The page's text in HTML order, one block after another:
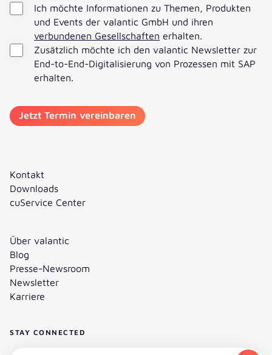
Ich möchte Informationen zu Themen, Produkten
und Events der valantic GmbH und ihren
verbundenen Gesellschaften erhalten.
Zusätzlich möchte ich den valantic Newsletter zur
End-to-End-Digitalisierung von Prozessen mit SAP
erhalten.
Kontakt
Downloads
cuService Center
Über valantic
Blog
Presse-Newsroom
Newsletter
Karriere
STAY CONNECTED